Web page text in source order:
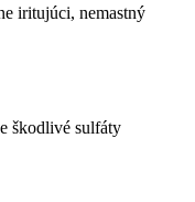
iritujúci, nemastný
škodlivé sulfáty